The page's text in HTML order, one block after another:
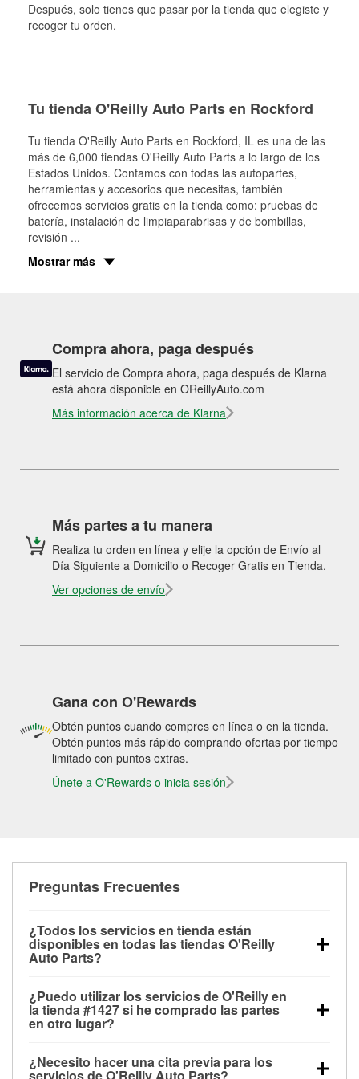
Después, solo tienes que pasar por la tienda que elegiste y
recoger tu orden.
Tu tienda O'Reilly Auto Parts en Rockford
Tu tienda O'Reilly Auto Parts en Rockford, IL es una de las
más de 6,000 tiendas O'Reilly Auto Parts a lo largo de los
Estados Unidos. Contamos con todas las autopartes,
herramientas y accesorios que necesitas, también
ofrecemos servicios gratis en la tienda como: pruebas de
batería, instalación de limpiaparabrisas y de bombillas,
revisión ...
Mostrar más
Compra ahora, paga después
El servicio de Compra ahora, paga después de Klarna
está ahora disponible en OReillyAuto.com
Más información acerca de Klarna
Más partes a tu manera
Realiza tu orden en línea y elije la opción de Envío al
Día Siguiente a Domicilio o Recoger Gratis en Tienda.
Ver opciones de envío
Gana con O'Rewards
Obtén puntos cuando compres en línea o en la tienda.
Obtén puntos más rápido comprando ofertas por tiempo
limitado con puntos extras.
Únete a O'Rewards o inicia sesión
Preguntas Frecuentes
¿Todos los servicios en tienda están
disponibles en todas las tiendas O'Reilly
Auto Parts?
las pruebas de batería, pruebas de alternador y
motor de arranque, revisión de la luz “Check Engine”
con O'Reilly VeriScan® e instalación de
limpiaparabrisas o bombillas, están disponibles en
todas las tiendas O'Reilly Auto Parts. La tienda
¿Puedo utilizar los servicios de O'Reilly en
la tienda #1427 si he comprado las partes
en otro lugar?
de O'Reilly Auto Parts que estén disponibles en la
¿Necesito hacer una cita previa para los